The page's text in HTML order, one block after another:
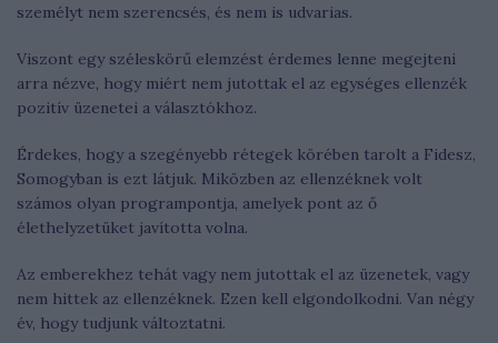
személyt nem szerencsés, és nem is udvarias.
Viszont egy széleskörű elemzést érdemes lenne megejteni
arra nézve, hogy miért nem jutottak el az egységes ellenzék
pozitív üzenetei a választókhoz.
Érdekes, hogy a szegényebb rétegek körében tarolt a Fidesz,
Somogyban is ezt látjuk. Miközben az ellenzéknek volt
számos olyan programpontja, amelyek pont az ő
élethelyzetüket javította volna.
Az emberekhez tehát vagy nem jutottak el az üzenetek, vagy
nem hittek az ellenzéknek. Ezen kell elgondolkodni. Van négy
év, hogy tudjunk változtatni.